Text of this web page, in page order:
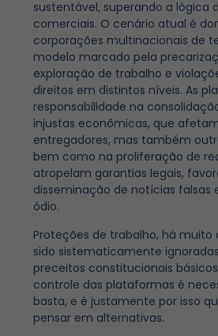
sustentável, superando a lógica
comerciais. O cenário atual é
corporações multinacionais de
modelo marcado pela
exploração de trabalho e
direitos em distintos níveis. As
responsabilidade na
injustas econômicas, que
entregadores, mas também
bem como na proliferação de
atropelam garantias legais,
disseminação de notícias falsas
ódio.
Proteções de trabalho, há muito
sido sistematicamente
preceitos constitucionais
controle das plataformas é
basta, e é justamente por isso
pensar em alternativas.